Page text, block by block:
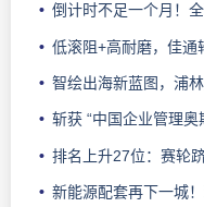
倒计时不足一个月！
低滚阻+高耐磨，佳通
智绘出海新蓝图，浦
斩获 “中国企业管理
排名上升27位：赛轮跻
新能源配套再下一城